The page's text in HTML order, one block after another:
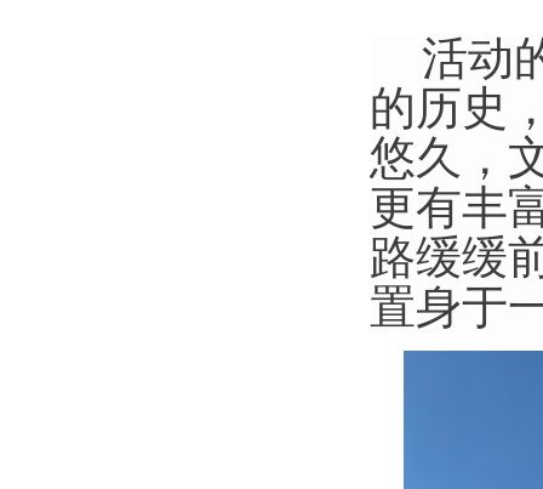
活动
的历史
悠久，
更有丰
路缓缓
置身于